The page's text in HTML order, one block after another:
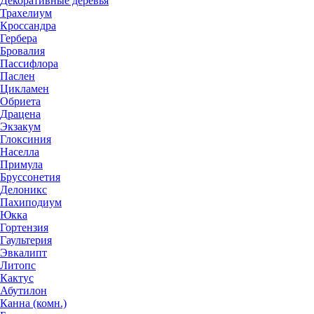
Трахелиум
Кроссандра
Гербера
Бровалия
Пассифлора
Паслен
Цикламен
Обриета
Драцена
Экзакум
Глоксиния
Населла
Примула
Бруссонетия
Делоникс
Пахиподиум
Юкка
Гортензия
Гаультерия
Эвкалипт
Литопс
Кактус
Абутилон
Канна (комн.)